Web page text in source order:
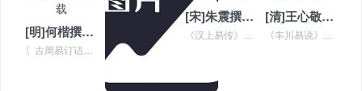
[明]何楷撰《古周易订诂》全文在线阅读及PDF下载
〖古周易订诂〗十六卷。明何楷撰。楷字玄子，福建漳州人。天启五年（１６２５）进士，崇祯间迁工科给事中，唐王时为礼部尚书。博综群书，尤邃于经学。著有《诗经世本古义》...
[宋]朱震撰《汉上易传》全文在线阅读及PDF下载
《汉上易传》为宋朝朱震所撰，朱震字子发，宋徽宗政和年间进士，《汉上易传》的｢汉上｣是以所居住地方取名，其书以象数为宗，历18年而成。 朱子评曰：｢王弼破互体，朱...
[清]王心敬撰《丰川易说》全文阅读及PDF下载
《丰川易说》国朝王心敬撰。心敬字尔辑，鄠县人。乾隆元年荐举贤良方正，以老病不能赴京而罢。心敬受业於李容，而谨严不逮其师。所注诸经，大抵好为异论，《书》及《春秋》...